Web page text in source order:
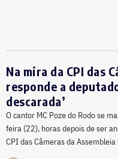
Na mira da CPI das
responde a
descarada’
O cantor MC Poze do Rodo se
feira (22), horas depois de ser
CPI das Câmeras da